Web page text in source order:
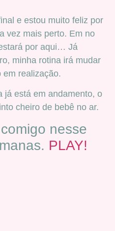
e estou muito feliz por
vez mais perto. Em no
por aqui… Já
minha rotina irá mudar
em realização.
já está em andamento, o
cheiro de bebê no ar.
nesse
PLAY!